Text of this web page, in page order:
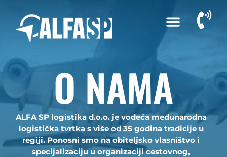
O NAMA
ALFA SP logistika d.o.o. je vodeća međunarodna
logistička tvrtka s više od 35 godina tradicije u
regiji. Ponosni smo na obiteljsko vlasništvo i
specijalizaciju u organizaciji cestovnog,